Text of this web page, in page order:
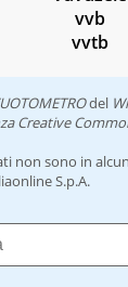
vvb
vvtb
del
Creative
non sono in
S.p.A.